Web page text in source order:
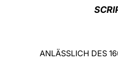
ANLÄSSLICH DES